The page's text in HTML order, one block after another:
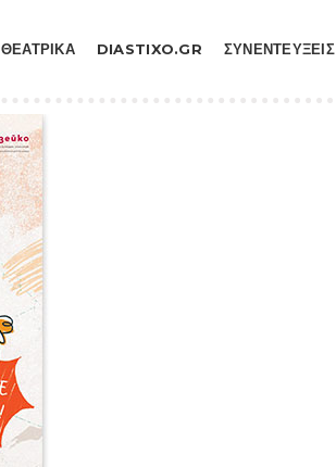
ΘΕΑΤΡΙΚΑ DIASTIXO.GR ΣΥΝΕΝΤΕΥΞΕΙΣ